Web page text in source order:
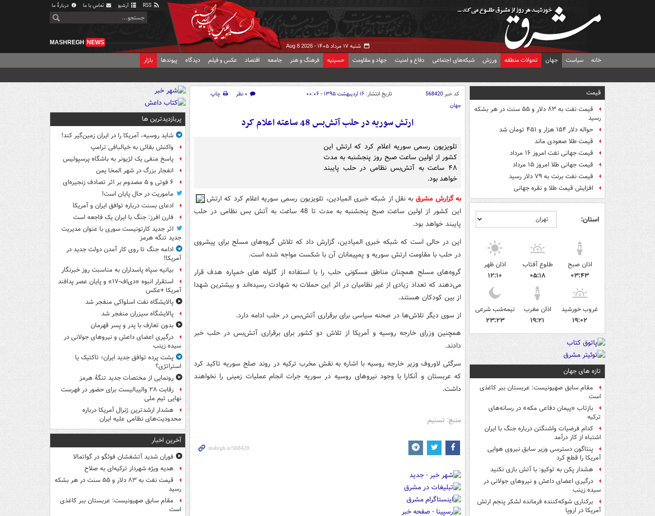
آرشیو تماس با ما دربارهٔ ما
شنبه ۱۷ مرداد ۱۴۰۵ - Aug 8 2026
MASHREGH NEWS
خانه سیاست جهان تحولات منطقه ورزش شبکه‌های اجتماعی دفاع و امنیت جهاد و مقاومت حسینیه فرهنگ و هنر جامعه اقتصاد عکس و فیلم دیدگاه پیوندها بازار
قیمت
قیمت نفت به ۸۳ دلار و ۵۵ سنت در هر بشکه
رسید
حواله دلار ۱۵۴ هزار و ۴۵۱ تومان شد
قیمت طلا صعودی ماند
قیمت جهانی نفت امروز ۱۶ مرداد
قیمت جهانی طلا امروز ۱۵ مرداد
قیمت نفت برنت به ۷۹ دلار رسید
افزایش قیمت طلا و نقره جهانی
استان:
اذان صبح
۰۳:۴۳
طلوع آفتاب
۰۵:۱۸
اذان ظهر
۱۲:۱۰
غروب خورشید
۱۹:۰۲
اذان مغرب
۱۹:۲۱
نیمه‌شب شرعی
۲۳:۲۳
تازه های جهان
مقام سابق صهیونیست: عربستان ببر کاغذی
است
بازتاب «پیمان دفاعی مکه» در رسانه‌های
ترکیه
کدام فرضیات واشنگتن درباره جنگ با ایران
اشتباه از کار درآمد
پنتاگون دسترسی وزیر سابق نیروی هوایی
آمریکا را قطع کرد
هشدار پکن به توکیو: با آتش بازی نکنید
درگیری اعضای داعش و نیروهای جولانی در
سیده زینب
برکناری شوکه‌کننده فرمانده لشکر پنجم ارتش
آمریکا در اروپا
کد خبر568420 تاریخ انتشار: ۱۶ اردیبهشت ۱۳۹۵ - ۰۰:۰۶ ۰ نظر
چاپ
جهان
ارتش سوریه در حلب آتش‌بس 48 ساعته اعلام کرد
تلویزیون رسمی سوریه اعلام کرد که ارتش این
کشور از اولین ساعت صبح روز پنجشنبه به مدت
۴۸ ساعت به آتش‌بس نظامی در حلب پایبند
خواهد بود.
به گزارش مشرقبه نقل از شبکه خبری المیادین، تلویزیون رسمی سوریه اعلام کرد که ارتش
این کشور از اولین ساعت صبح پنجشنبه به مدت تا 48 ساعت به آتش بس نظامی در حلب
پایبند خواهد بود.
این در حالی است که شبکه خبری المیادین، گزارش داد که تلاش گروه‌های مسلح برای پیشروی
در حلب با مقاومت ارتش سوریه و پمپیمانان آن با شکست مواجه شده است.
گروه‌های مسلح همچنان مناطق مسکونی حلب را با استفاده از گلوله های خمپاره هدف قرار
می‌دهند که تعداد زیادی از غیر نظامیان در اثر این حملات به شهادت رسیده‌اند و بیشترین شهدا
از بین کودکان هستند.
از سوی دیگر تلاش‌ها در صحنه سیاسی برای برقراری آتش‌بس در حلب ادامه دارد.
همچنین وزرای خارجه روسیه و آمریکا از تلاش دو کشور برای برقراری آتش‌بس در حلب خبر
دادند.
سرگئی لاوروف وزیر خارجه روسیه با اشاره به نقش مخرب ترکیه در روند صلح سوریه تاکید کرد
که عربستان و آنکارا با وجود نیروهای روسیه در سوریه جرات انجام عملیات زمینی را نخواهند
داشت.
منبع: تسنیم
پربازدیدترین ها
شاید روسیه، آمریکا را در ایران زمین‌گیر کند!
واکنش بقائی به خیالبافی ترامپ
پاسخ منفی یک لژیونر به باشگاه پرسپولیس
انفجار بزرگ در شهر المخا یمن
۶ فوتی و ۵ مصدوم بر اثر تصادف زنجیره‌ای
ماموریت در حال پایان است!
ادعای بسنت درباره توافق ایران و آمریکا
فارن افرز: جنگ با ایران یک فاجعه است
اثر جدید کارتونیست سوری با عنوان مدیریت
جدید تنگه هرمز
ادامه جنگ تا روی کار آمدن دولت جدید در
آمریکا!
بیانیه سپاه پاسداران به مناسبت روز خبرنگار
استقرار انبوه «دی‌اف‑۱۷» و پایان عصر پدافند
آمریکا +عکس
پالایشگاه نفت اسلواکی منفجر شد
پالایشگاه سیزران منفجر شد
بدون تعارف با پدر و پسر قهرمان
درگیری اعضای داعش و نیروهای جولانی در
سیده زینب
پشت پرده توافق جدید ایران؛ تاکتیک یا
استراتژی؟
رونمایی از مختصات جدید تنگۀ هرمز
رقابت ۲۸ والیبالیست برای حضور در فهرست
نهایی تیم ملی
هشدار ارشدترین ژنرال آمریکا درباره
محدودیت‌های نظامی علیه ایران
آخرین اخبار
فوران شدید آتشفشان فوئگو در گواتمالا
هدیه ویژه شهردار ترکیه‌ای به صلاح
قیمت نفت به ۸۳ دلار و ۵۵ سنت در هر بشکه
رسید
مقام سابق صهیونیست: عربستان ببر کاغذی
است